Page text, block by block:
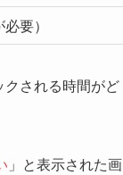
要）
される時間がど
」と表示された画